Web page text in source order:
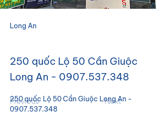
Long An
250 quốc Lộ 50 Cần Giuộc
Long An - 0907.537.348
Previous Next
250 quốc Lộ 50 Cần Giuộc Long An -
0907.537.348